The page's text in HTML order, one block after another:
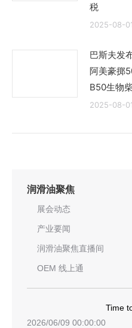
税
2025-08-01
巴斯夫发
阿美豪掷
B50生物
2025-08-01
润滑油聚焦
展会动态
产业要闻
润滑油聚焦直播间
OEM 线上通
Time
2026/06/09 00:00:00